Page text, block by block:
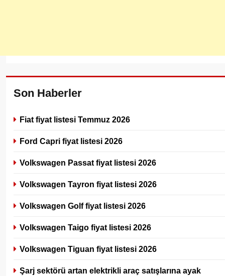
Son Haberler
Fiat fiyat listesi Temmuz 2026
Ford Capri fiyat listesi 2026
Volkswagen Passat fiyat listesi 2026
Volkswagen Tayron fiyat listesi 2026
Volkswagen Golf fiyat listesi 2026
Volkswagen Taigo fiyat listesi 2026
Volkswagen Tiguan fiyat listesi 2026
Şarj sektörü artan elektrikli araç satışlarına ayak